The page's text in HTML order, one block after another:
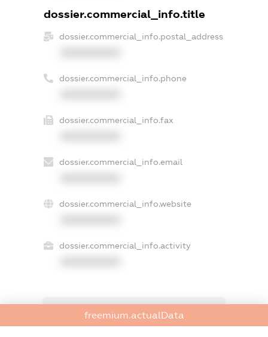
dossier.commercial_info.title
dossier.commercial_info.postal_address
dossier.commercial_info.phone
dossier.commercial_info.fax
dossier.commercial_info.email
dossier.commercial_info.website
dossier.commercial_info.activity
freemium.exampleText_1
freemium.exampleText_2
freemium.actualData